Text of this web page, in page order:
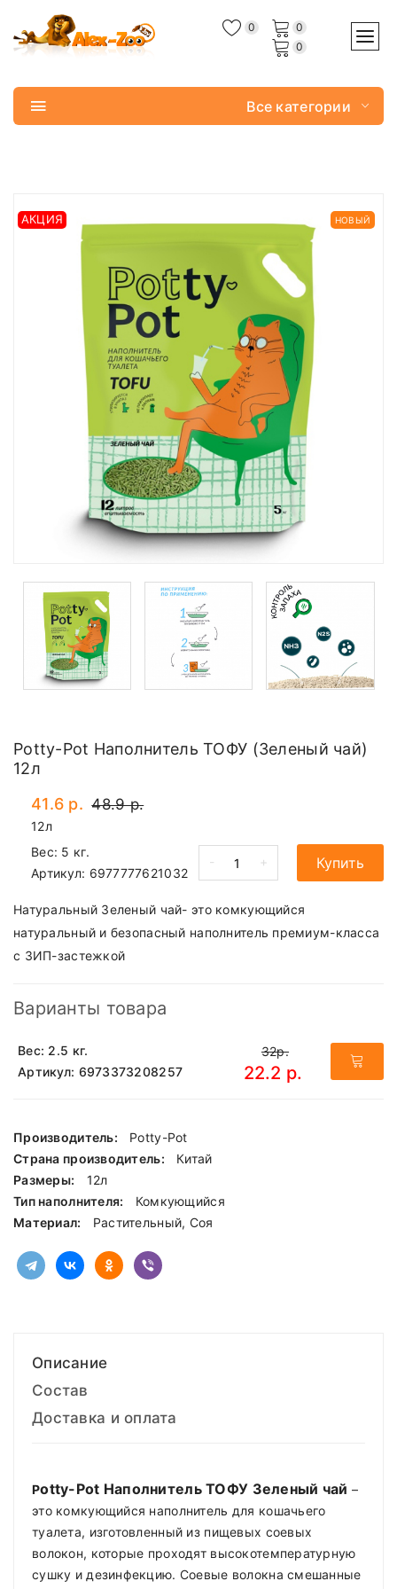
0
0
0
Все категории
АКЦИЯ НОВЫЙ
Potty-Pot Наполнитель ТОФУ (Зеленый чай)
12л
41.6 р. 48.9 р.
12л
Вес: 5 кг.
Артикул: 6977777621032
- + Купить
Натуральный Зеленый чай- это комкующийся
натуральный и безопасный наполнитель премиум-класса
с ЗИП-застежкой
Варианты товара
Вес: 2.5 кг.
Артикул: 6973373208257
32р.
22.2 р.
Производитель:
Potty-Pot
Страна производитель:
Китай
Размеры:
12л
Тип наполнителя:
Комкующийся
Материал:
Растительный, Соя
Описание
Состав
Доставка и оплата
Potty-Pot Наполнитель ТОФУ Зеленый чай –
это комкующийся наполнитель для кошачьего
туалета, изготовленный из пищевых соевых
волокон, которые проходят высокотемпературную
сушку и дезинфекцию. Соевые волокна смешанные